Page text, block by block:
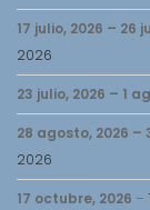
17 julio, 2026 – 26
2026
23 julio, 2026 – 1
28 agosto, 2026 –
2026
17 octubre, 2026 –